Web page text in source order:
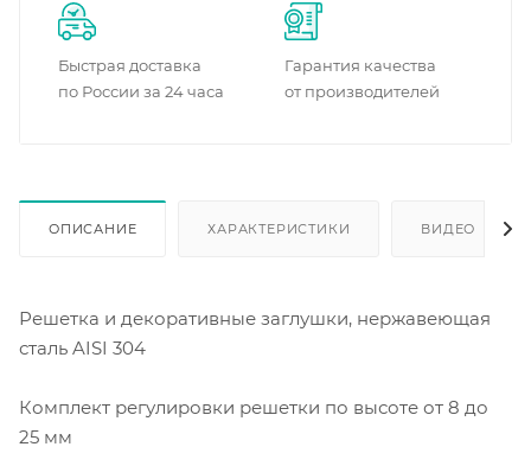
Быстрая доставка
по России за 24 часа
Гарантия качества
от производителей
ОПИСАНИЕ ХАРАКТЕРИСТИКИ ВИДЕО
Решетка и декоративные заглушки, нержавеющая
сталь AISI 304
Комплект регулировки решетки по высоте от 8 до
25 мм